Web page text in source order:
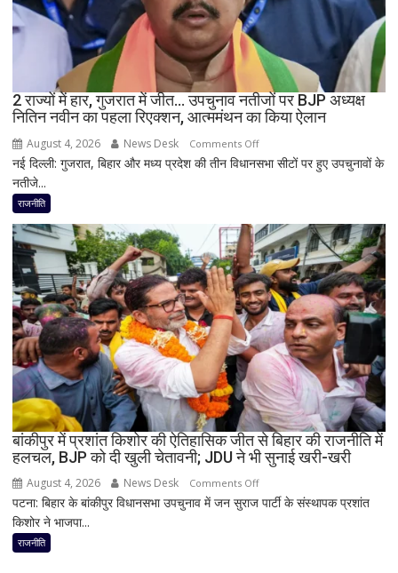
बोले-
SIT
जांच
में
किसी
साधु-
संत
की
भूमिका
2 राज्यों में हार, गुजरात में जीत… उपचुनाव नतीजों पर BJP अध्यक्ष
नितिन नवीन का पहला रिएक्शन, आत्ममंथन का किया ऐलान
August 4, 2026 News Desk Comments Offon
2
गुजरात
में
जीत…
उपचुनाव
नतीजों
पर
BJP
अध्यक्ष
नितिन
नवीन
का
पहला
आत्ममंथन
नई दिल्ली: गुजरात, बिहार और मध्य प्रदेश की तीन विधानसभा सीटों पर हुए उपचुनावों के
नतीजे...
राजनीति
बांकीपुर में प्रशांत किशोर की ऐतिहासिक जीत से बिहार की राजनीति में
हलचल, BJP को दी खुली चेतावनी; JDU ने भी सुनाई खरी-खरी
August 4, 2026 News Desk Comments Offon
बांकीपुर
पटना: बिहार के बांकीपुर विधानसभा उपचुनाव में जन सुराज पार्टी के संस्थापक प्रशांत
किशोर ने भाजपा...
राजनीति